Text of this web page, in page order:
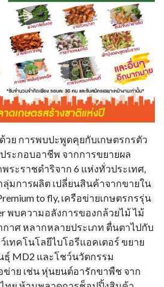
วย การพบปะพูดคุยกับเกษตรกรตัว
ระกอบอาชีพ จากการขยายผล
ระราชดำริจาก 6 แห่งทั่วประเทศ,
มการผลิต เปลี่ยนสินค้าจากขายใน
to fly, เครือข่ายเกษตรกรรุ่น
พบความอลังการของกล้วยไม้ ไม้
าศ หลากหลายประเภท ตื่นตาไปกับ
เทคโนโลยีไบโอรีแอคเตอร์ ขยาย
ธุ์ MD2 และโชว์นวัตกรรม
ข่าย เช่น หุ่นยนต์อารักขาพืช จาก